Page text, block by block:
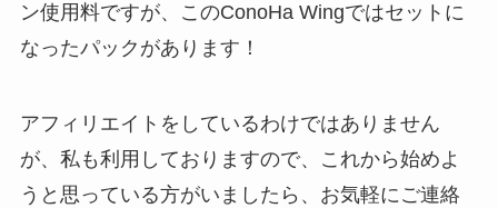
ン使用料ですが、このConoHa Wingではセットに
なったパックがあります！
アフィリエイトをしているわけではありません
が、私も利用しておりますので、これから始めよ
うと思っている方がいましたら、お気軽にご連絡